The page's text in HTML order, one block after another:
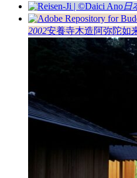
日
2002安養寺木造阿弥陀如